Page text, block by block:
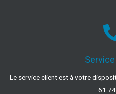
Le service client est à votre
61